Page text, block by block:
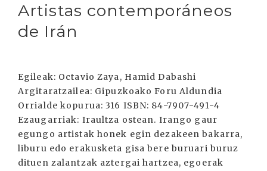
Artistas contemporáneos
de Irán
Egileak: Octavio Zaya, Hamid Dabashi
Argitaratzailea: Gipuzkoako Foru Aldundia
Orrialde kopurua: 316 ISBN: 84-7907-491-4
Ezaugarriak: Iraultza ostean. Irango gaur
egungo artistak honek egin dezakeen bakarra,
liburu edo erakusketa gisa bere buruari buruz
dituen zalantzak aztergai hartzea, egoerak